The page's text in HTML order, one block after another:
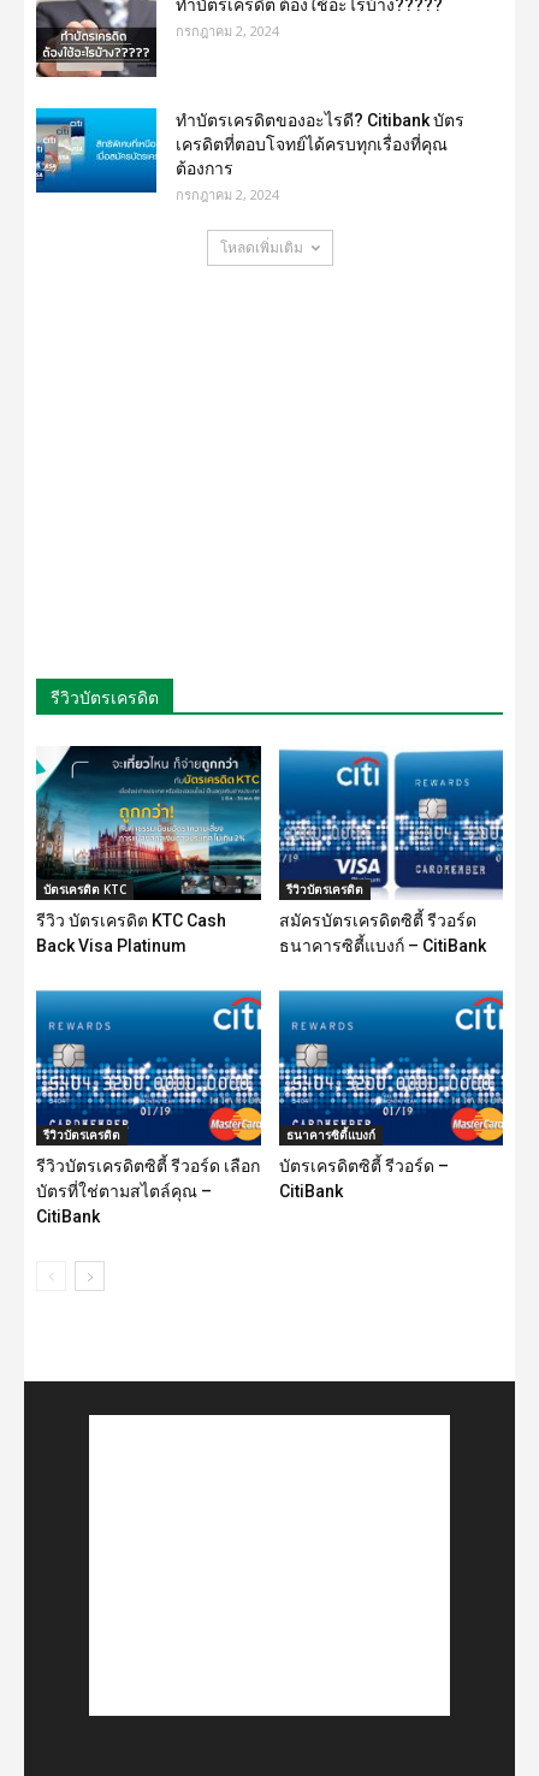
ทำบัตรเครดิต ต้องใช้อะไรบ้าง?????
กรกฎาคม 2, 2024
ทำบัตรเครดิตของอะไรดี? Citibank บัตร
เครดิตที่ตอบโจทย์ได้ครบทุกเรื่องที่คุณ
ต้องการ
กรกฎาคม 2, 2024
โหลดเพิ่มเติม
รีวิวบัตรเครดิต
บัตรเครดิต KTC
รีวิว บัตรเครดิต KTC Cash
Back Visa Platinum
รีวิวบัตรเครดิต
สมัครบัตรเครดิตซิตี้ รีวอร์ด
ธนาคารซิตี้แบงก์ – CitiBank
รีวิวบัตรเครดิต
รีวิวบัตรเครดิตซิตี้ รีวอร์ด เลือก
บัตรที่ใช่ตามสไตล์คุณ –
CitiBank
ธนาคารซิตี้แบงก์
บัตรเครดิตซิตี้ รีวอร์ด –
CitiBank